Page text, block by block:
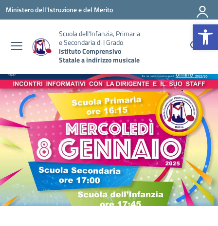
Vai ai contenuti
Vai al menu di navigazione
Vai al footer
Ministero dell'Istruzione e del Merito
Scuola dell'Infanzia, Primaria
e Secondaria di I Grado
Istituto Comprensivo
Statale a indirizzo musicale